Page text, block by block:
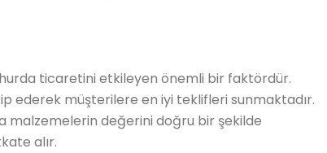
ticaretini etkileyen önemli bir faktördür.
ederek müşterilere en iyi teklifleri sunmaktadır.
malzemelerin değerini doğru bir şekilde
alır.